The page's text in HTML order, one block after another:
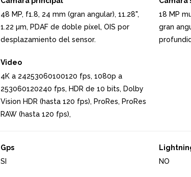
48 MP, f1.8, 24 mm (gran angular), 11.28",
1.22 µm, PDAF de doble píxel, OIS por
desplazamiento del sensor.
18 MP
gran
Video
4K a 24253060100120 fps, 1080p a
253060120240 fps, HDR de 10 bits, Dolby
Vision HDR (hasta 120 fps), ProRes, ProRes
RAW (hasta 120 fps),
Gps
SI
NO